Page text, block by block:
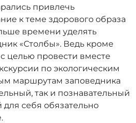
привлечь
к теме здорового образа
времени уделять
«Столбы». Ведь кроме
целью провести вместе
по экологическим
маршрутам заповедника
так и познавательный
для себя обязательно